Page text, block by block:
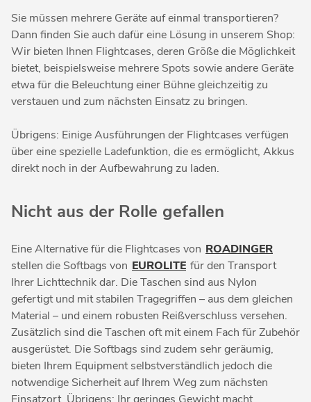
Sie müssen mehrere Geräte auf einmal transportieren?
Dann finden Sie auch dafür eine Lösung in unserem Shop:
Wir bieten Ihnen Flightcases, deren Größe die Möglichkeit
bietet, beispielsweise mehrere Spots sowie andere Geräte
etwa für die Beleuchtung einer Bühne gleichzeitig zu
verstauen und zum nächsten Einsatz zu bringen.
Übrigens: Einige Ausführungen der Flightcases verfügen
über eine spezielle Ladefunktion, die es ermöglicht, Akkus
direkt noch in der Aufbewahrung zu laden.
Nicht aus der Rolle gefallen
Eine Alternative für die Flightcases von ROADINGER
stellen die Softbags von EUROLITE für den Transport
Ihrer Lichttechnik dar. Die Taschen sind aus Nylon
gefertigt und mit stabilen Tragegriffen – aus dem gleichen
Material – und einem robusten Reißverschluss versehen.
Zusätzlich sind die Taschen oft mit einem Fach für Zubehör
ausgerüstet. Die Softbags sind zudem sehr geräumig,
bieten Ihrem Equipment selbstverständlich jedoch die
notwendige Sicherheit auf Ihrem Weg zum nächsten